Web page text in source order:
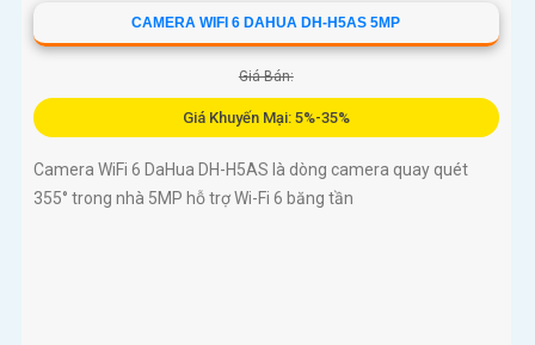
CAMERA WIFI 6 DAHUA DH-H5AS 5MP
Giá Bán:
Giá Khuyến Mại: 5%-35%
Camera WiFi 6 DaHua DH-H5AS là dòng camera quay quét
355° trong nhà 5MP hỗ trợ Wi-Fi 6 băng tần